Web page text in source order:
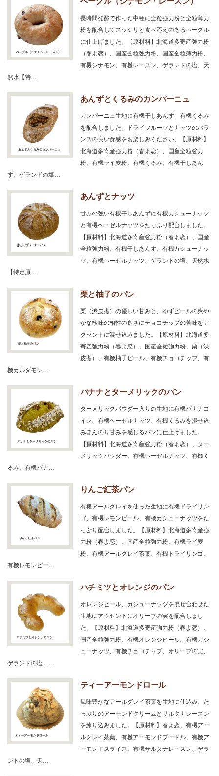
長時間発酵で作った中種に全粒強力粉と全粒薄力
粉を配合してズッシリと食べ応えのあるベーグル
に仕上げました。【原材料】北海道多寄産強力粉
（春よ恋）、国産全粒強力粉、国産全粒薄力粉、
有機シナモン、有機レーズン、ゲランドの塩、天
然水【特…
あんずとくるみのカンパーニュ
カンパーニュ生地に有機干しあんず、有機くるみ
を配合しました。ドライフルーツとナッツのバラ
ンスの良い食感をお楽しみください。【原材料】
北海道多寄産強力粉（春よ恋）、国産全粒強力
粉、有機ライ麦粉、有機くるみ、有機干しあん
ず、ゲランドの塩…
あんずとナッツ
甘みの強い有機干しあんずに有機カシューナッツ
と有機ヘーゼルナッツをたっぷり配合しました。
【原材料】北海道多寄産強力粉（春よ恋）、国産
全粒強力粉、有機干しあんず、有機カシューナッ
ツ、有機ヘーゼルナッツ、ゲランドの塩、天然水
【特定原…
栗と柚子のパン
栗（渋皮煮）の優しい甘みと、ゆずピールの爽や
かな酸味の相性の良さにチョコチップの苦味をア
クセントに混ぜ込みました。【原材料】北海道多
寄産強力粉（春よ恋）、国産全粒強力粉、栗（渋
皮煮）、有機柚子ピール、有機チョコチップ、有
機カルダモン…
バナナとターメリックのパン
ターメリックパウダー入りの生地に有機バナナコ
イン、有機ヘーゼルナッツ、有機くるみを混ぜ込
みほんのり甘みを感じるパンに仕上げました。
【原材料】北海道多寄産強力粉（春よ恋）、ター
メリックパウダー、有機ヘーゼルナッツ、有機く
るみ、有機バナ…
りんご紅茶パン
有機アールグレイを使った生地に有機ドライリン
ゴ、有機レモンピール、有機カシューナッツをた
っぷり配合しました。【原材料】北海道多寄産強
力粉（春よ恋）、国産全粒強力粉、有機ライ麦
粉、有機アールグレイ茶葉、有機ドライリンゴ、
有機レモンピー…
ハチミツとオレンジのパン
オレンジピール、カシューナッツを混ぜ合わせた
生地にアクセントにオリーブの実を配合しまし
た。【原材料】北海道多寄産強力粉（春よ恋）、
国産全粒強力粉、有機オレンジピール、有機カシ
ューナッツ、有機チョコチップ、オリーブの実、
ゲランドの塩、…
ティーアーモンドロール
風味豊かなアールグレイ茶葉を生地に仕込み、た
っぷりのアーモンドクリームとサルタナレーズン
を練り込みました。【原材料】春よ恋、有機アー
ルグレイ茶葉、有機アーモンドプードル、有機ア
ーモンドスライス、有機サルタナレーズン、ゲラ
ンドの塩、天…